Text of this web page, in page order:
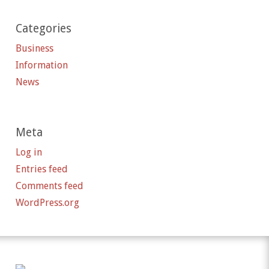
Categories
Business
Information
News
Meta
Log in
Entries feed
Comments feed
WordPress.org